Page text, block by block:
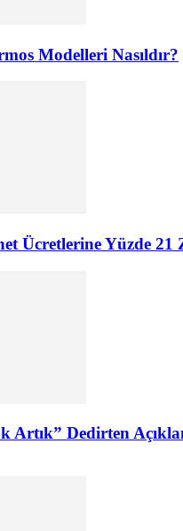
Modelleri Nasıldır?
Ücretlerine Yüzde 21
Artık” Dedirten